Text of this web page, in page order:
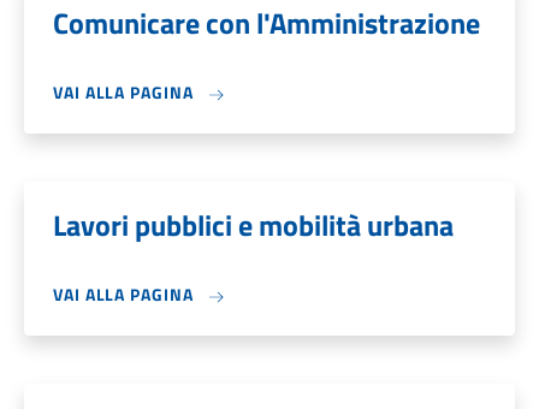
Comunicare con l'Amministrazione
VAI ALLA PAGINA
Lavori pubblici e mobilità urbana
VAI ALLA PAGINA